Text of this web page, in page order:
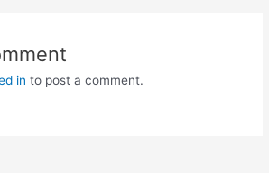
in to post a comment.